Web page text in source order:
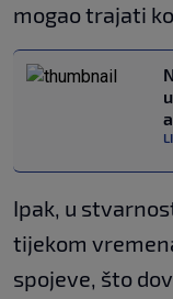
mogao trajati
Ipak, u
tijekom
spojeve, što